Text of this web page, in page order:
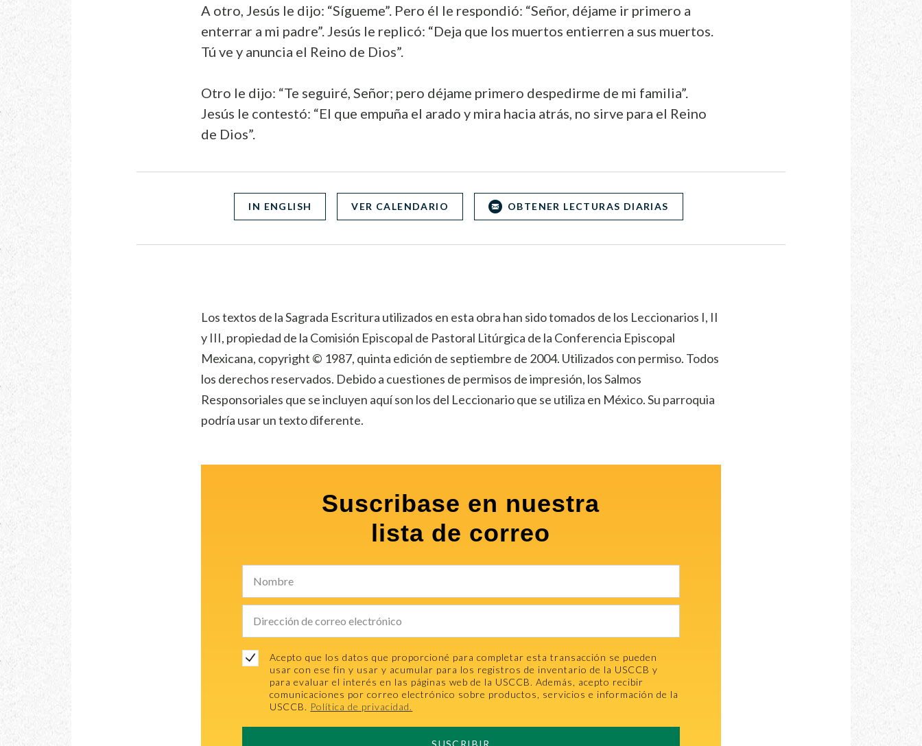
A otro, Jesús le dijo: “Sígueme”. Pero él le respondió: “Señor, déjame ir primero a
enterrar a mi padre”. Jesús le replicó: “Deja que los muertos entierren a sus muertos.
Tú ve y anuncia el Reino de Dios”.
Otro le dijo: “Te seguiré, Señor; pero déjame primero despedirme de mi familia”.
Jesús le contestó: “El que empuña el arado y mira hacia atrás, no sirve para el Reino
de Dios”.
IN ENGLISH VER CALENDARIO OBTENER LECTURAS DIARIAS
Los textos de la Sagrada Escritura utilizados en esta obra han sido tomados de los Leccionarios I, II
y III, propiedad de la Comisión Episcopal de Pastoral Litúrgica de la Conferencia Episcopal
Mexicana, copyright © 1987, quinta edición de septiembre de 2004. Utilizados con permiso. Todos
los derechos reservados. Debido a cuestiones de permisos de impresión, los Salmos
Responsoriales que se incluyen aquí son los del Leccionario que se utiliza en México. Su parroquia
podría usar un texto diferente.
Suscribase en nuestra
lista de correo
Acepto que los datos que proporcioné para completar esta transacción se pueden
usar con ese fin y usar y acumular para los registros de inventario de la USCCB y
para evaluar el interés en las páginas web de la USCCB. Además, acepto recibir
comunicaciones por correo electrónico sobre productos, servicios e información de la
USCCB. Política de privacidad.
SUSCRIBIR